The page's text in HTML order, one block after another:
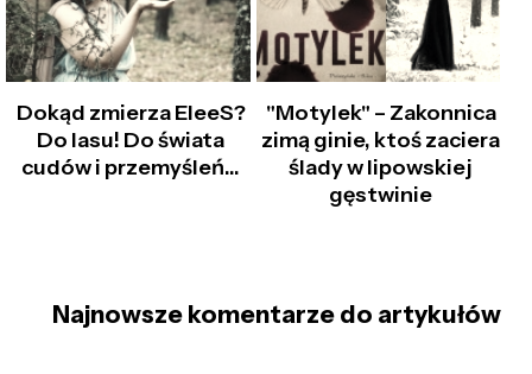
Dokąd zmierza EleeS?
Do lasu! Do świata
cudów i przemyśleń...
"Motylek" – Zakonnica
zimą ginie, ktoś zaciera
ślady w lipowskiej
gęstwinie
Najnowsze komentarze do artykułów